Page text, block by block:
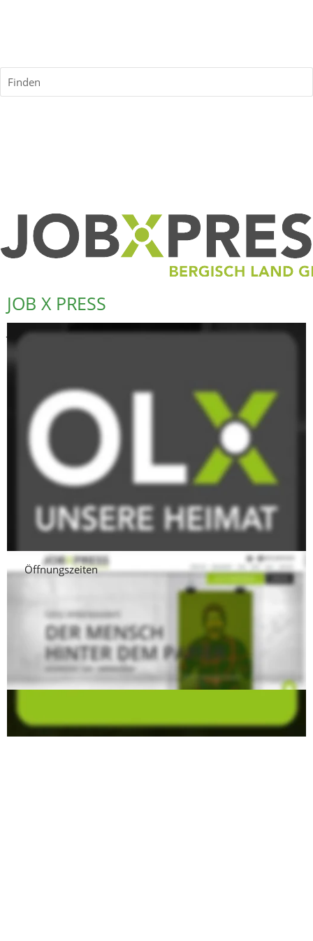
Finden
JOB X PRESS
JOBXPRESS
Daniel Buscher
Merscheider Straße 3
42699 Solingen
Telefon: 0212 - 645 04 80
Fax: 0212 - 645 04 90
Email: info@job-xpress.de
https://www.job-xpress.de/
Öffnungszeiten